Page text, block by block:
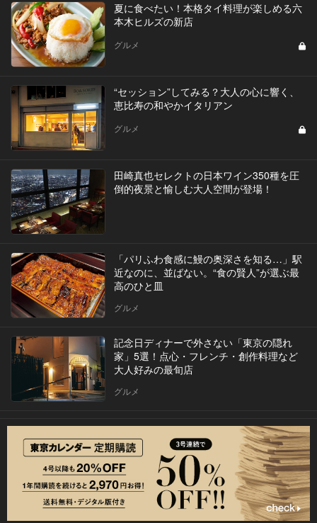
夏に食べたい！本格タイ料理が楽しめる六
本木ヒルズの新店
グルメ
“セッション”してみる？大人の心に響く、
恵比寿の和やかイタリアン
グルメ
田崎真也セレクトの日本ワイン350種を圧
倒的夜景と愉しむ大人空間が登場！
「パリふわ食感に鰻の奥深さを知る…」駅
近なのに、並ばない。“食の賢人”が選ぶ最
高のひと皿
グルメ
記念日ディナーで外さない「東京の隠れ
家」5選！点心・フレンチ・創作料理など
大人好みの最旬店
グルメ